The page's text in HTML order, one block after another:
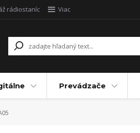
rádiostaníc Viac
Prevádzače